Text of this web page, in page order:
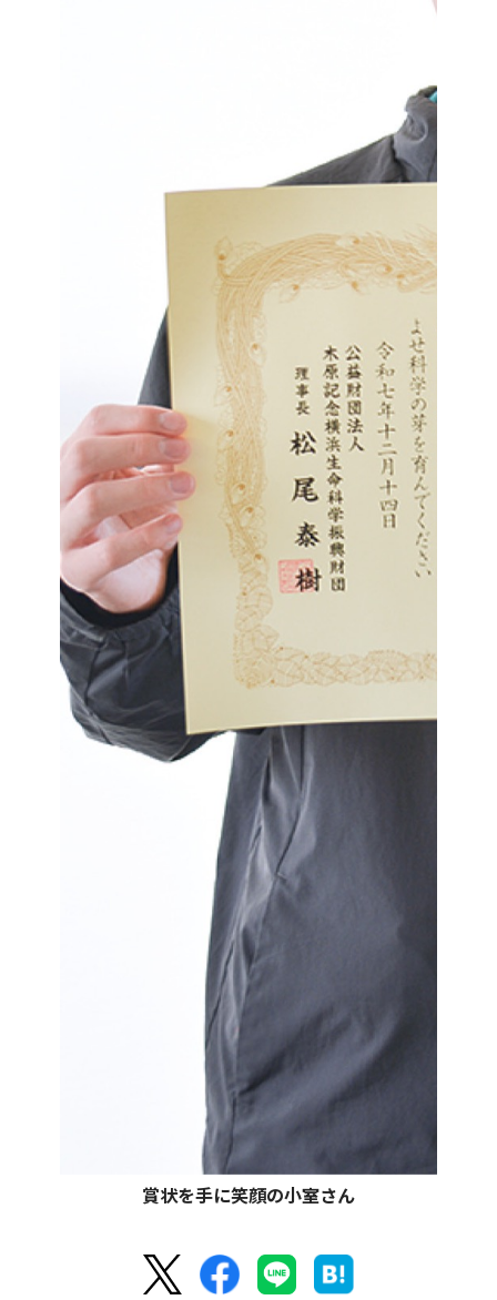
賞状を手に笑顔の小室さん